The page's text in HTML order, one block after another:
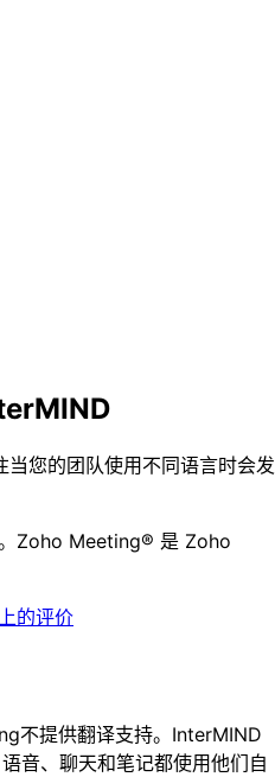
您的团队使用不同语言时会发
Zoho Meeting® 是 Zoho
的评价
不提供翻译支持。InterMIND
音、聊天和笔记都使用他们自